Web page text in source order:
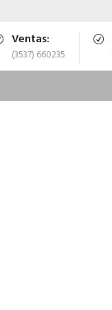
Ventas:
(3537) 660235